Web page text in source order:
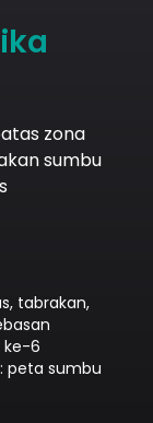
zona
sumbu
tabrakan,
ke-6
peta sumbu